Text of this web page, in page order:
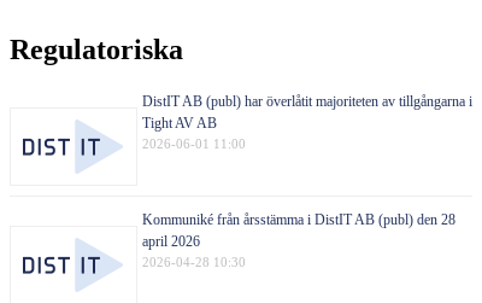
Regulatoriska
2026-06-01 11:00
DistIT AB (publ) har överlåtit majoriteten av tillgångarna i
Tight AV AB
2026-04-28 10:30
Kommuniké från årsstämma i DistIT AB (publ) den 28
april 2026